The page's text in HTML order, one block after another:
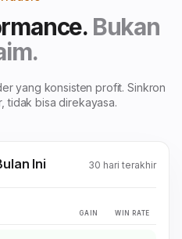
Bukan
yang konsisten profit. Sinkron
tidak bisa direkayasa.
Ini 30 hari terakhir
GAIN WIN RATE